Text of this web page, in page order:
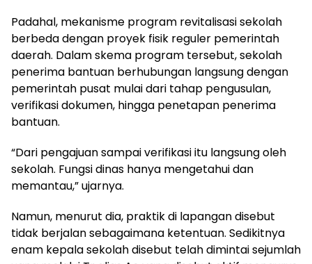
Padahal, mekanisme program revitalisasi sekolah
berbeda dengan proyek fisik reguler pemerintah
daerah. Dalam skema program tersebut, sekolah
penerima bantuan berhubungan langsung dengan
pemerintah pusat mulai dari tahap pengusulan,
verifikasi dokumen, hingga penetapan penerima
bantuan.
“Dari pengajuan sampai verifikasi itu langsung oleh
sekolah. Fungsi dinas hanya mengetahui dan
memantau,” ujarnya.
Namun, menurut dia, praktik di lapangan disebut
tidak berjalan sebagaimana ketentuan. Sedikitnya
enam kepala sekolah disebut telah dimintai sejumlah